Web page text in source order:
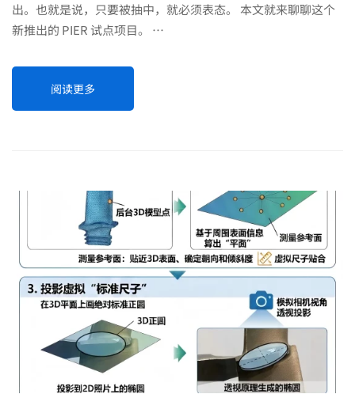
出。也就是说，只要被抽中，就必须表态。 本文就来聊聊这个
新推出的 PIER 试点项目。 …
阅读更多